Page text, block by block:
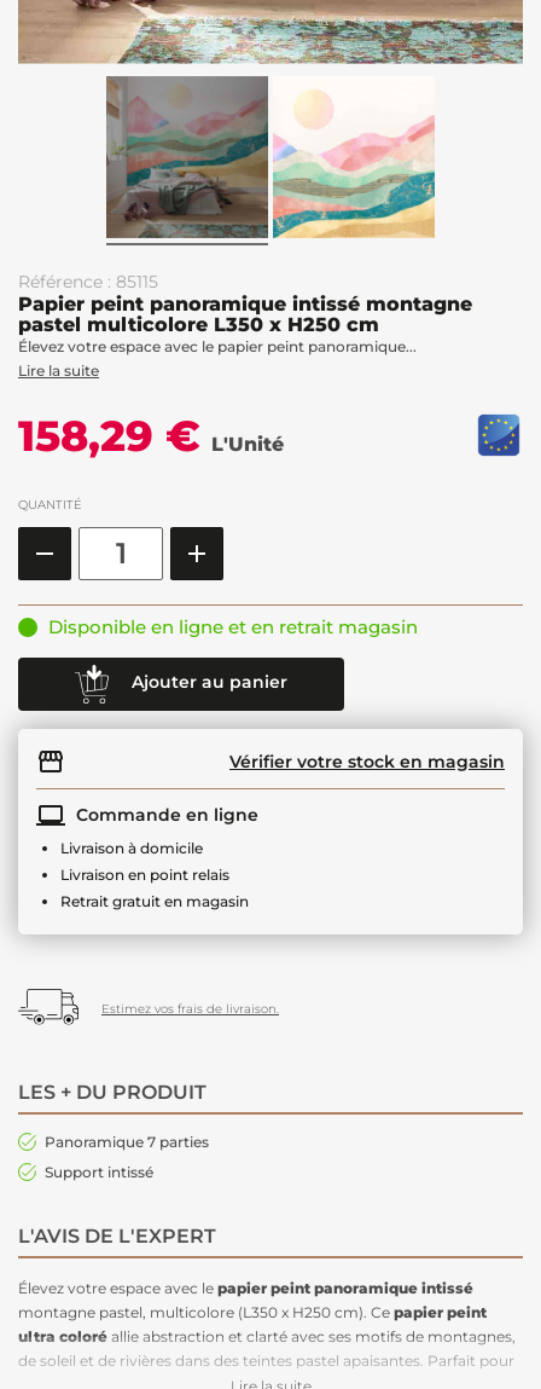
Référence : 85115
Papier peint panoramique intissé montagne
pastel multicolore L350 x H250 cm
Élevez votre espace avec le papier peint panoramique...
Lire la suite
158,29 € L'Unité
QUANTITÉ
Disponible en ligne et en retrait magasin
Ajouter au panier
Vérifier votre stock en magasin
Commande en ligne
Livraison à domicile
Livraison en point relais
Retrait gratuit en magasin
Estimez vos frais de livraison.
LES + DU PRODUIT
Panoramique 7 parties
Support intissé
L'AVIS DE L'EXPERT
Élevez votre espace avec le papier peint panoramique intissé
montagne pastel, multicolore (L350 x H250 cm). Ce papier peint
ultra coloré allie abstraction et clarté avec ses motifs de montagnes,
de soleil et de rivières dans des teintes pastel apaisantes. Parfait pour
ajouter une touche artistique et rafraîchissante à votre salon ou